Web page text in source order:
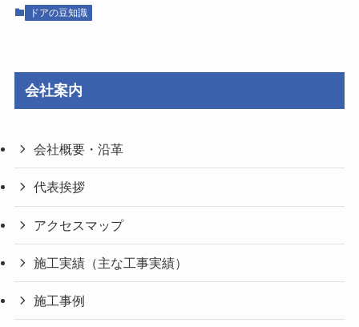
ドアの豆知識
会社案内
会社概要・沿革
代表挨拶
アクセスマップ
施工実績（主な工事実績）
施工事例